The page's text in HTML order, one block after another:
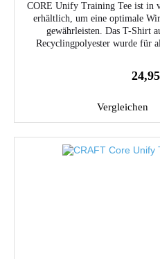
CORE Unify Training Tee ist in
erhältlich, um eine optimale
gewährleisten. Das T-Shirt
Recyclingpolyester wurde für
Vergleichen